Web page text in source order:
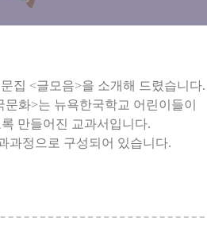
집 <글모음>을 소개해 드렸습니다.
화>는 뉴욕한국학교 어린이들이
만들어진 교과서입니다.
과정으로 구성되어 있습니다.